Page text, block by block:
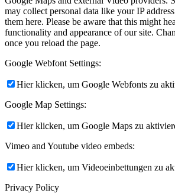
may collect personal data like your IP
them here. Please be aware that this might
functionality and appearance of our site.
once you reload the page.
Google Webfont Settings:
Hier klicken, um Google Webfonts zu
Google Map Settings:
Hier klicken, um Google Maps zu
Vimeo and Youtube video embeds:
Hier klicken, um Videoeinbettungen zu
Privacy Policy